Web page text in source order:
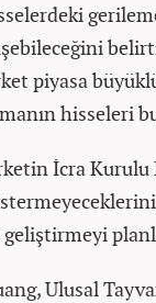
piyasa
hisseleri
İcra Kurulu
geliştirmeyi
Ulusal